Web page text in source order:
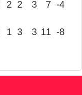
2 2 3 7 -4
1 3 3 11 -8